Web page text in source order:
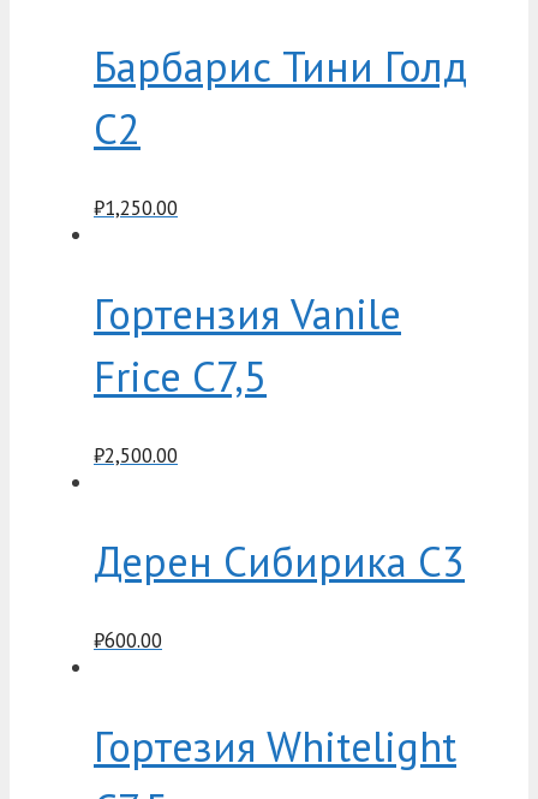
Барбарис Тини Голд
C2
₽1,250.00
Гортензия Vanile
Frice C7,5
₽2,500.00
Дерен Сибирика C3
₽600.00
Гортезия Whitelight